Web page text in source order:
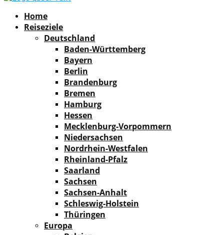
Home
Reiseziele
Deutschland
Baden-Württemberg
Bayern
Berlin
Brandenburg
Bremen
Hamburg
Hessen
Mecklenburg-Vorpommern
Niedersachsen
Nordrhein-Westfalen
Rheinland-Pfalz
Saarland
Sachsen
Sachsen-Anhalt
Schleswig-Holstein
Thüringen
Europa